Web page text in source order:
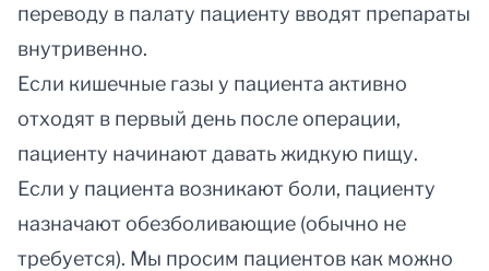
переводу в палату пациенту вводят препараты
внутривенно.
Если кишечные газы у пациента активно
отходят в первый день после операции,
пациенту начинают давать жидкую пищу.
Если у пациента возникают боли, пациенту
назначают обезболивающие (обычно не
требуется). Мы просим пациентов как можно